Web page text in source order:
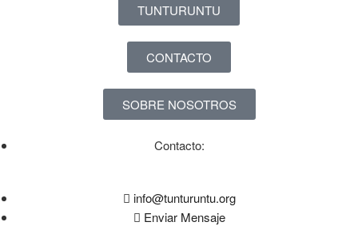
TUNTURUNTU
CONTACTO
SOBRE NOSOTROS
Contacto:
info@tunturuntu.org
Enviar Mensaje